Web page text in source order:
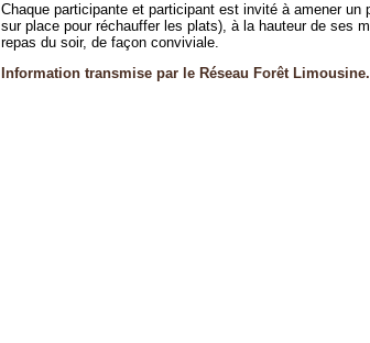
Chaque participante et participant est invité à amener un
sur place pour réchauffer les plats), à la hauteur de ses
repas du soir, de façon conviviale.
Information transmise par le Réseau Forêt Limousine.